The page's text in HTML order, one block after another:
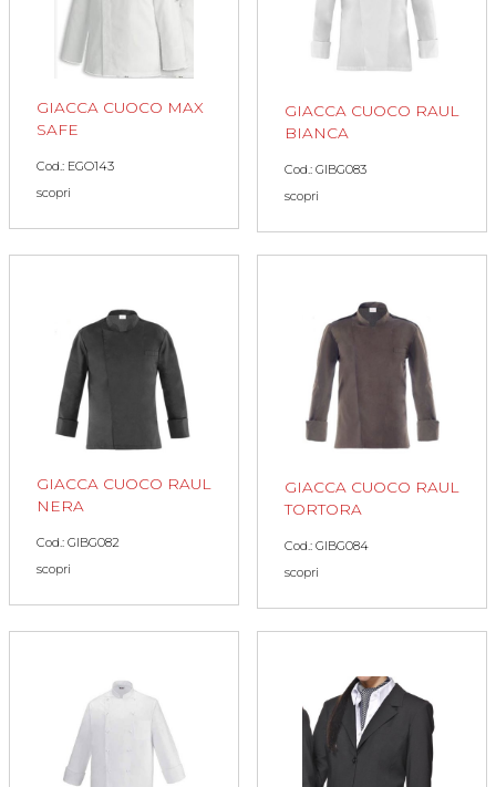
GIACCA CUOCO MAX
SAFE
Cod.: EGO143
scopri
GIACCA CUOCO RAUL
BIANCA
Cod.: GIBG083
scopri
GIACCA CUOCO RAUL
NERA
Cod.: GIBG082
scopri
GIACCA CUOCO RAUL
TORTORA
Cod.: GIBG084
scopri